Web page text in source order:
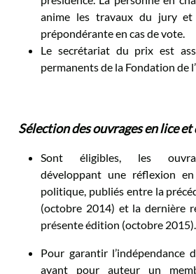
anime les travaux du jury et
prépondérante en cas de vote.
Le secrétariat du prix est
permanents de la Fondation de
Sélection des ouvrages en lice
Sont éligibles, les
développant une réflexion en
politique, publiés entre la
(octobre 2014) et la dernière
présente édition (octobre 2015).
Pour garantir l’indépendance
ayant pour auteur un